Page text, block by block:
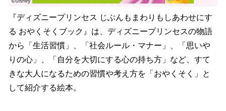
『ディズニープリンセス じぶんもまわりもしあわせにす
る おやくそくブック』は、ディズニープリンセスの物語
から「生活習慣」、「社会ルール・マナー」、「思いや
りの心」、「自分を大切にする心の持ち方」など、すて
きな大人になるための習慣や考え方を「おやくそく」と
して紹介する絵本。